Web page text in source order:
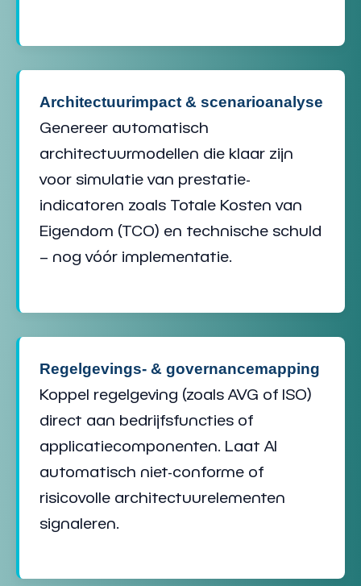
Architectuurimpact & scenarioanalyse
Genereer automatisch
architectuurmodellen die klaar zijn
voor simulatie van prestatie-
indicatoren zoals Totale Kosten van
Eigendom (TCO) en technische schuld
– nog vóór implementatie.
Regelgevings- & governancemapping
Koppel regelgeving (zoals AVG of ISO)
direct aan bedrijfsfuncties of
applicatiecomponenten. Laat AI
automatisch niet-conforme of
risicovolle architectuurelementen
signaleren.